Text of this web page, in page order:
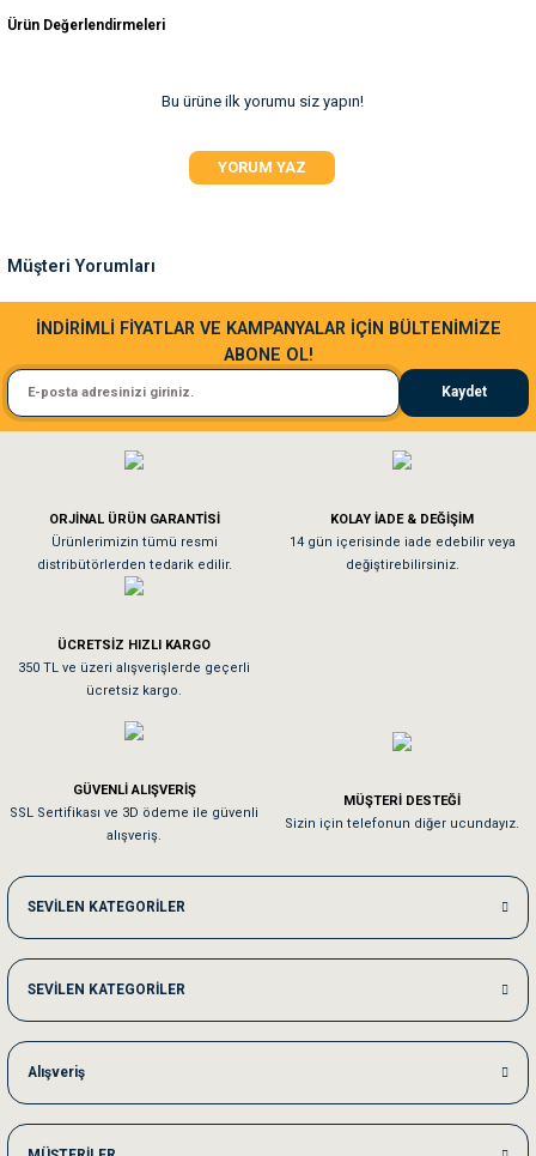
yetersiz gördüğünüz noktaları öneri formunu kullanarak tarafımıza
Ürün açıklamasında eksik bilgiler bulunuyor.
Bu ürüne benzer farklı alternatifler olmalı.
Gönder
Ürün Değerlendirmeleri
Bu ürüne ilk yorumu siz yapın!
YORUM YAZ
Müşteri Yorumları
Sa**** Ta******
Kedim taze mamaya bayıldı kargo fimrasın da bir sorun yaşadım ve arkadaşlar
El**** Ek******
Köpeğim bayıldı hediyeler için teşekkürler
As**** Tu******
Tavşanım kafesinin kalitesine ve paketlemesine bayıldım
Sa**** On******
Kedilerim beğeniyorlar. Memnunuz. Uygun fiyatta olması iyi.
Me***** Ya******
Akşam verdiğim sipariş bir sonraki gün elime ulaştı. Jack russell köpeğim
Ka***** Ar******
İNDİRİMLİ FİYATLAR VE KAMPANYALAR İÇİN BÜLTENİMİZE
ABONE OL!
Kaydet
ORJİNAL ÜRÜN GARANTİSİ
Ürünlerimizin tümü resmi
distribütörlerden tedarik edilir.
KOLAY İADE & DEĞİŞİM
14 gün içerisinde iade edebilir veya
değiştirebilirsiniz.
ÜCRETSİZ HIZLI KARGO
350 TL ve üzeri alışverişlerde geçerli
ücretsiz kargo.
GÜVENLİ ALIŞVERİŞ
SSL Sertifikası ve 3D ödeme ile güvenli
alışveriş.
MÜŞTERİ DESTEĞİ
Sizin için telefonun diğer ucundayız.
SEVİLEN KATEGORİLER
SEVİLEN KATEGORİLER
Alışveriş